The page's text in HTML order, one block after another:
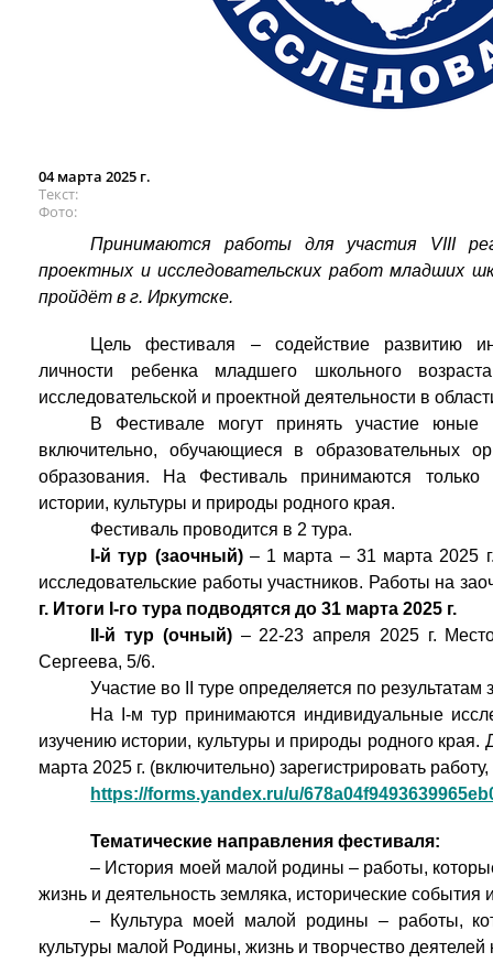
04 марта 2025 г.
Текст
Фото
Принимаются работы для участия VIII
проектных и исследовательских работ младших
пройдёт в г. Иркутске.
Цель фестиваля – содействие развитию
личности ребенка младшего школьного
исследовательской и проектной деятельности в
В Фестивале могут принять участие
включительно, обучающиеся в образовательных
образования. На Фестиваль принимаются
истории, культуры и природы родного края.
Фестиваль проводится в 2 тура.
I-й тур (заочный)– 1 марта – 31 марта 2025
исследовательские работы участников. Работы на
г. Итоги I-го тура подводятся до 31 марта 2025 г.
II-й тур (очный)– 22-23 апреля 2025 г.
Сергеева, 5/6.
Участие во II туре определяется по результатам
На I-м тур принимаются индивидуальные
изучению истории, культуры и природы родного
марта 2025 г. (включительно) зарегистрировать
https://forms.yandex.ru/u/
Тематические направления фестиваля:
– История моей малой родины – работы,
жизнь и деятельность земляка, исторические события
– Культура моей малой родины – работы,
культуры малой Родины, жизнь и творчество деятелей